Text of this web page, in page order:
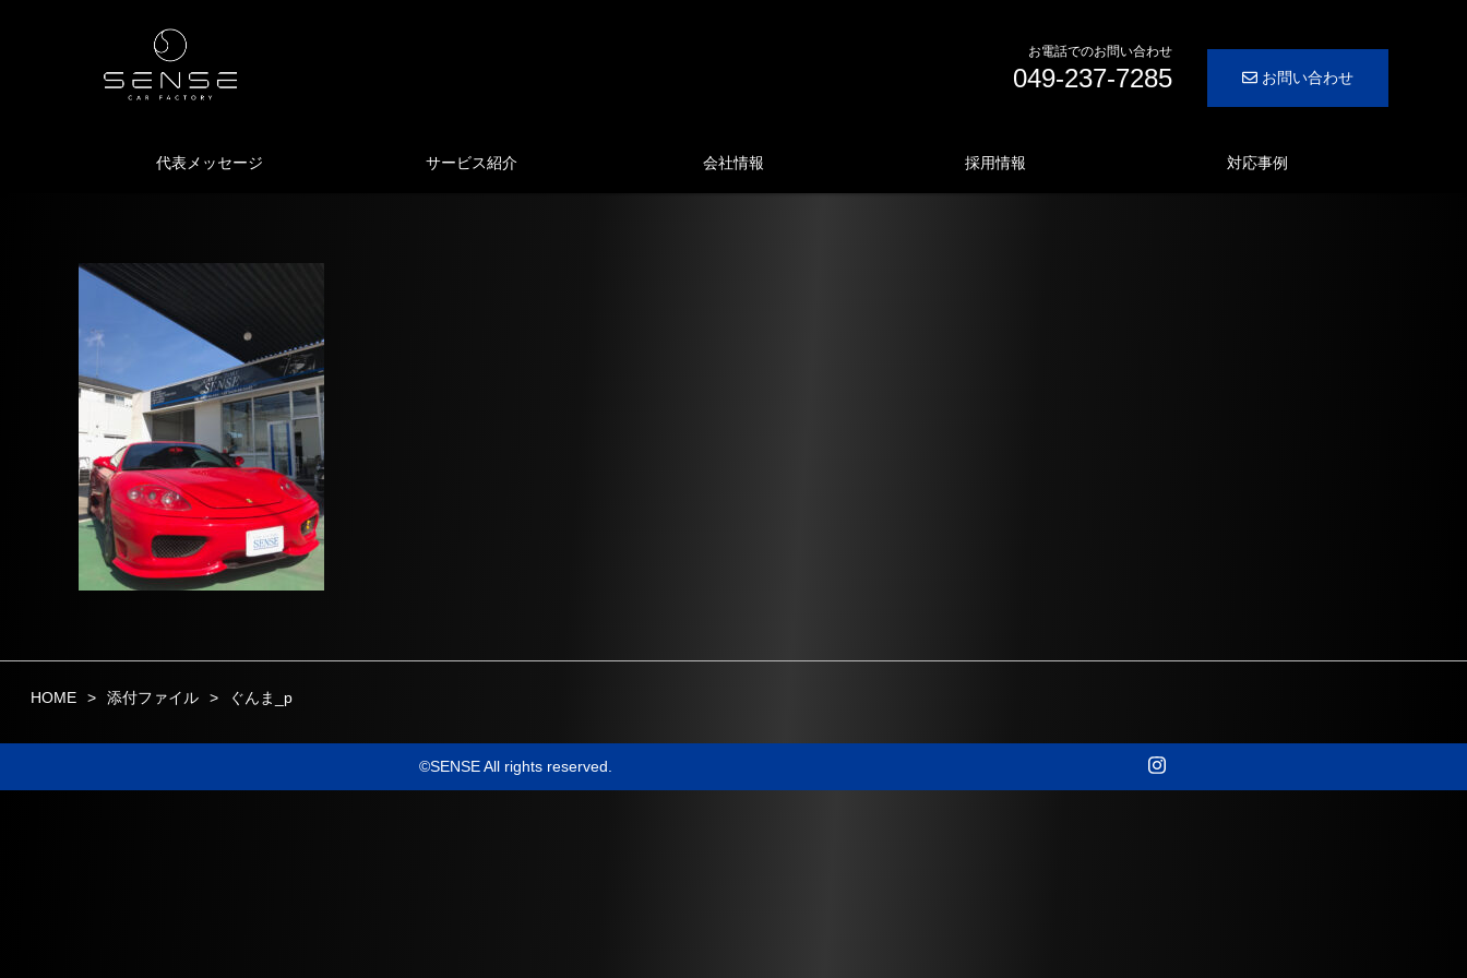
お電話でのお問い合わせ
049-237-7285 お問い合わせ
代表メッセージ サービス紹介 会社情報 採用情報 対応事例
HOME 添付ファイル ぐんま_p
©SENSE All rights reserved.